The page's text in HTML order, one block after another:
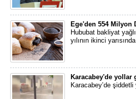
Ege'den 554 Milyon
Hububat bakliyat
yılının ikinci
Karacabey'de yollar
Karacabey’de